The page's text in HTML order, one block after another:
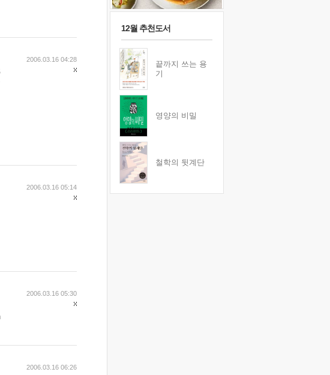
2006.03.16 04:28
2006.03.16 05:14
2006.03.16 05:30
2006.03.16 06:26
12월 추천도서
끝까지 쓰는 용
기
영양의 비밀
철학의 뒷계단